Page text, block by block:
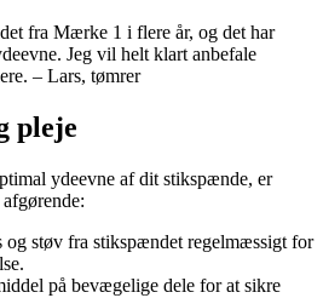
fra Mærke 1 i flere år, og det har
Jeg vil helt klart anbefale
– Lars, tømrer
pleje
ydeevne af dit stikspænde, er
og støv fra stikspændet regelmæssigt for
på bevægelige dele for at sikre